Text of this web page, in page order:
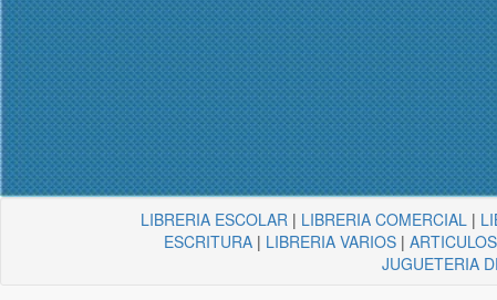
LIBRERIA ESCOLAR | LIBRERIA COMERCIAL |
ESCRITURA| LIBRERIA VARIOS|
JUGUETERIA